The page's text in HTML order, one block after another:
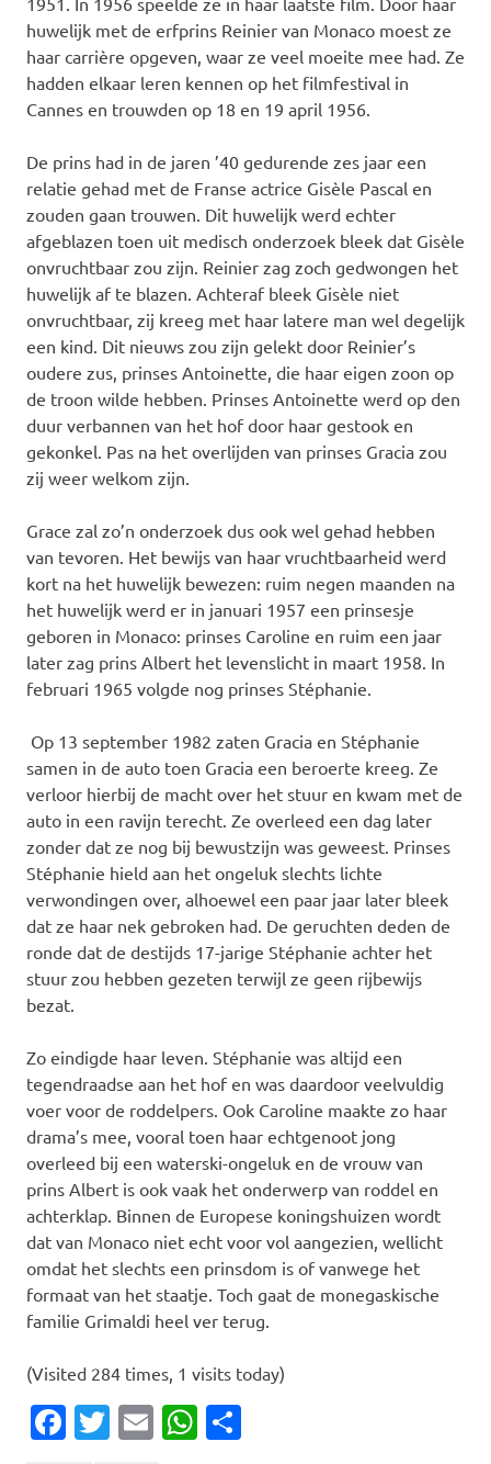
huwelijk met de erfprins Reinier van Monaco moest ze
haar carrière opgeven, waar ze veel moeite mee had. Ze
hadden elkaar leren kennen op het filmfestival in
Cannes en trouwden op 18 en 19 april 1956.
De prins had in de jaren ’40 gedurende zes jaar een
relatie gehad met de Franse actrice Gisèle Pascal en
zouden gaan trouwen. Dit huwelijk werd echter
afgeblazen toen uit medisch onderzoek bleek dat Gisèle
onvruchtbaar zou zijn. Reinier zag zoch gedwongen het
huwelijk af te blazen. Achteraf bleek Gisèle niet
onvruchtbaar, zij kreeg met haar latere man wel degelijk
een kind. Dit nieuws zou zijn gelekt door Reinier’s
oudere zus, prinses Antoinette, die haar eigen zoon op
de troon wilde hebben. Prinses Antoinette werd op den
duur verbannen van het hof door haar gestook en
gekonkel. Pas na het overlijden van prinses Gracia zou
zij weer welkom zijn.
Grace zal zo’n onderzoek dus ook wel gehad hebben
van tevoren. Het bewijs van haar vruchtbaarheid werd
kort na het huwelijk bewezen: ruim negen maanden na
het huwelijk werd er in januari 1957 een prinsesje
geboren in Monaco: prinses Caroline en ruim een jaar
later zag prins Albert het levenslicht in maart 1958. In
februari 1965 volgde nog prinses Stéphanie.
Op 13 september 1982 zaten Gracia en Stéphanie
samen in de auto toen Gracia een beroerte kreeg. Ze
verloor hierbij de macht over het stuur en kwam met de
auto in een ravijn terecht. Ze overleed een dag later
zonder dat ze nog bij bewustzijn was geweest. Prinses
Stéphanie hield aan het ongeluk slechts lichte
verwondingen over, alhoewel een paar jaar later bleek
dat ze haar nek gebroken had. De geruchten deden de
ronde dat de destijds 17-jarige Stéphanie achter het
stuur zou hebben gezeten terwijl ze geen rijbewijs
bezat.
Zo eindigde haar leven. Stéphanie was altijd een
tegendraadse aan het hof en was daardoor veelvuldig
voer voor de roddelpers. Ook Caroline maakte zo haar
drama’s mee, vooral toen haar echtgenoot jong
overleed bij een waterski-ongeluk en de vrouw van
prins Albert is ook vaak het onderwerp van roddel en
achterklap. Binnen de Europese koningshuizen wordt
dat van Monaco niet echt voor vol aangezien, wellicht
omdat het slechts een prinsdom is of vanwege het
formaat van het staatje. Toch gaat de monegaskische
familie Grimaldi heel ver terug.
(Visited 284 times, 1 visits today)
Facebook
Twitter
EmailWhatsApp